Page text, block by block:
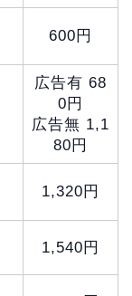
600円
広告有 68
0円
広告無 1,1
80円
1,320円
1,540円